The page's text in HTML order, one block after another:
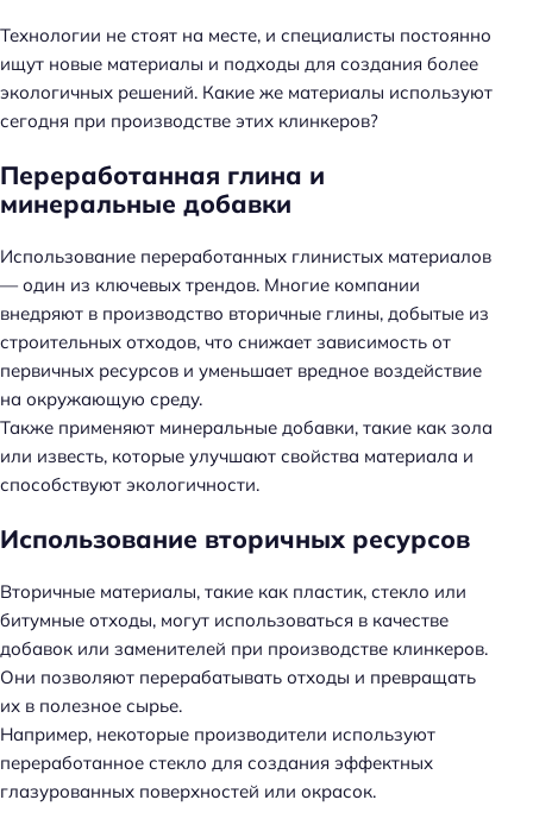
Технологии не стоят на месте, и специалисты постоянно
ищут новые материалы и подходы для создания более
экологичных решений. Какие же материалы используют
сегодня при производстве этих клинкеров?
Переработанная глина и
минеральные добавки
Использование переработанных глинистых материалов
— один из ключевых трендов. Многие компании
внедряют в производство вторичные глины, добытые из
строительных отходов, что снижает зависимость от
первичных ресурсов и уменьшает вредное воздействие
на окружающую среду.
Также применяют минеральные добавки, такие как зола
или известь, которые улучшают свойства материала и
способствуют экологичности.
Использование вторичных ресурсов
Вторичные материалы, такие как пластик, стекло или
битумные отходы, могут использоваться в качестве
добавок или заменителей при производстве клинкеров.
Они позволяют перерабатывать отходы и превращать
их в полезное сырье.
Например, некоторые производители используют
переработанное стекло для создания эффектных
глазурованных поверхностей или окрасок.